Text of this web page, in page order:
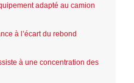
adapté au camion
à l’écart du rebond
à une concentration des